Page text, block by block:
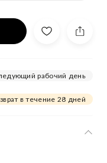
рабочий день
в течение 28 дней